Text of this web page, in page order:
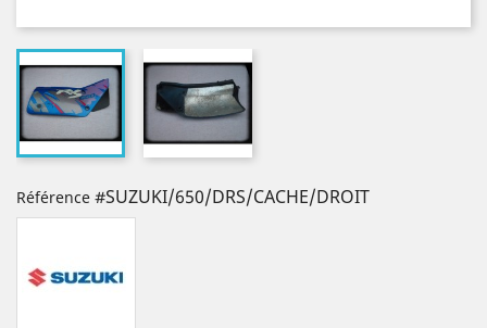
Référence #SUZUKI/650/DRS/CACHE/DROIT